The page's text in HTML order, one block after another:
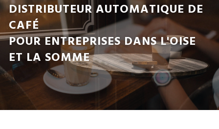
DISTRIBUTEUR AUTOMATIQUE DE
CAFÉ
POUR ENTREPRISES DANS L'OISE
ET LA SOMME